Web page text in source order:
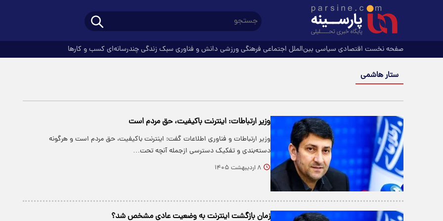
صفحه نخست اقتصادی سیاسی بین‌الملل اجتماعی فرهنگیورزشی دانش و فناوری سبک زندگیچندرسانه‌ای کسب و کارها
ستار هاشمی
وزیر ارتباطات:‌ اینترنت باکیفیت، حق مردم است
وزیر ارتباطات و فناوری اطلاعات گفت:‌ اینترنت باکیفیت، حق مردم است و هرگونه
دسته‌بندی و تفکیک دسترسی ازجمله آنچه تحت…
۸ اردیبهشت ۱۴۰۵
زمان بازگشت اینترنت به وضعیت عادی مشخص شد؟